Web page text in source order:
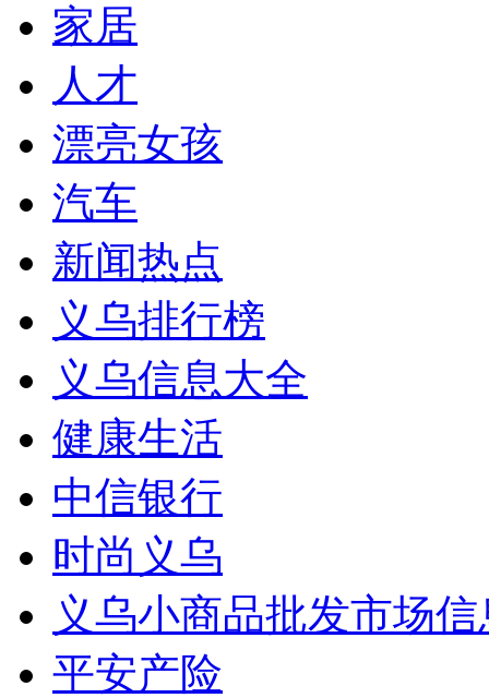
家居
人才
漂亮女孩
汽车
新闻热点
义乌排行榜
义乌信息大全
健康生活
中信银行
时尚义乌
义乌小商品批发市场
平安产险